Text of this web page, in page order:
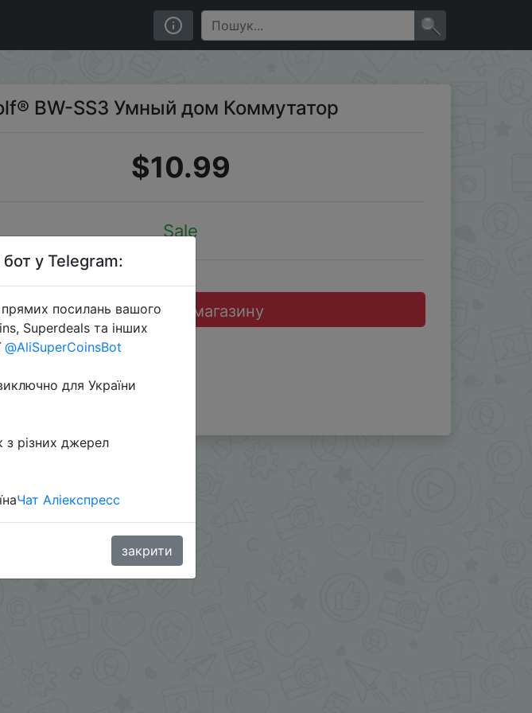
BW-SS3 Умный дом Коммутатор
$10.99
Sale
Перейти до магазину
у Telegram:
посилань вашого
Superdeals та інших
@AliSuperCoinsBot
для України
різних джерел
Чат Аліекспресс
закрити